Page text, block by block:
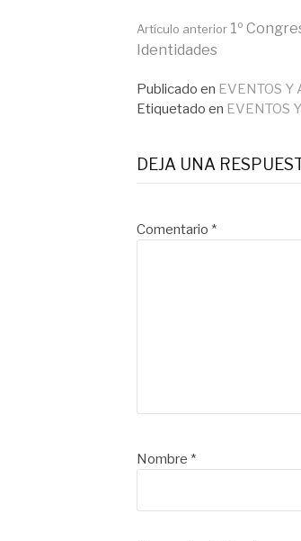
Seguir
Artículo anterior 1º
Identidades
Publicado en EVENTOS Y
Etiquetado en EVENTOS
DEJA UNA
Comentario *
Nombre *